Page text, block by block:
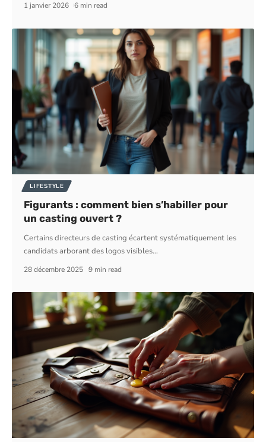
1 janvier 2026 6 min read
LIFESTYLE
Figurants : comment bien s’habiller pour
un casting ouvert ?
Certains directeurs de casting écartent systématiquement les
candidats arborant des logos visibles…
28 décembre 2025 9 min read